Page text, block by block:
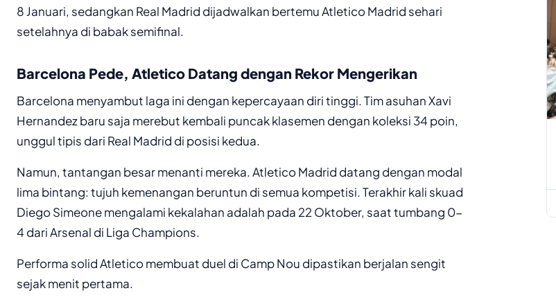
8 Januari, sedangkan Real Madrid dijadwalkan bertemu Atletico Madrid sehari
setelahnya di babak semifinal.
Barcelona Pede, Atletico Datang dengan Rekor Mengerikan
Barcelona menyambut laga ini dengan kepercayaan diri tinggi. Tim asuhan Xavi
Hernandez baru saja merebut kembali puncak klasemen dengan koleksi 34 poin,
unggul tipis dari Real Madrid di posisi kedua.
Namun, tantangan besar menanti mereka. Atletico Madrid datang dengan modal
lima bintang: tujuh kemenangan beruntun di semua kompetisi. Terakhir kali skuad
Diego Simeone mengalami kekalahan adalah pada 22 Oktober, saat tumbang 0-
4 dari Arsenal di Liga Champions.
Performa solid Atletico membuat duel di Camp Nou dipastikan berjalan sengit
sejak menit pertama.